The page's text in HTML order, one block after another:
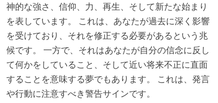
神的な強さ、信仰、力、再生、そして新たな始まり
を表しています。 これは、あなたが過去に深く影響
を受けており、それを修正する必要があるという兆
候です。 一方で、それはあなたが自分の信念に反し
て何かをしていること、そして近い将来不正に直面
することを意味する夢でもあります。 これは、発言
や行動に注意すべき警告サインです。